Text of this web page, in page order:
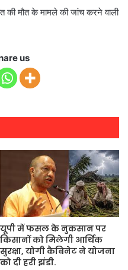
की मौत के मामले की जांच करने वाली
us
यूपी में फसल के नुकसान पर
किसानों को मिलेगी आर्थिक
सुरक्षा, योगी कैबिनेट ने योजना
को दी हरी झंडी.